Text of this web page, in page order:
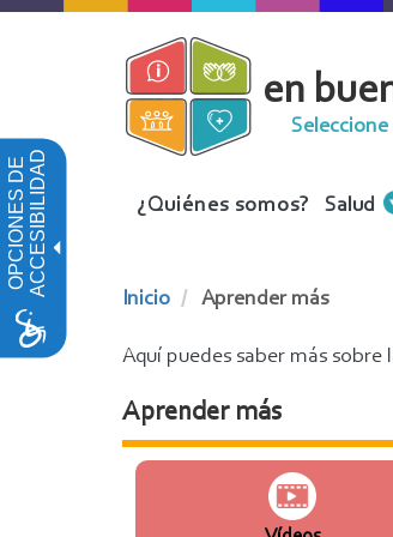
OPCIONES DEACCESIBILIDAD
Pasar
en
Menu
¿Quiénes somos? Salud
Inicio Aprender más
Aquí puedes saber más
Aprender más